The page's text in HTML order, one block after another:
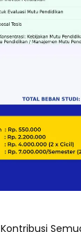
Kontribusi